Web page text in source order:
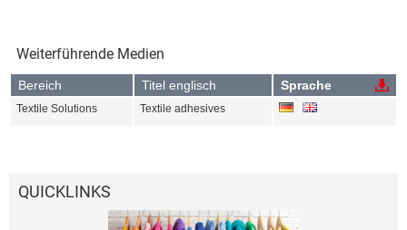
Weiterführende Medien
Bereich Titel englisch Sprache
Textile Solutions Textile adhesives
QUICKLINKS